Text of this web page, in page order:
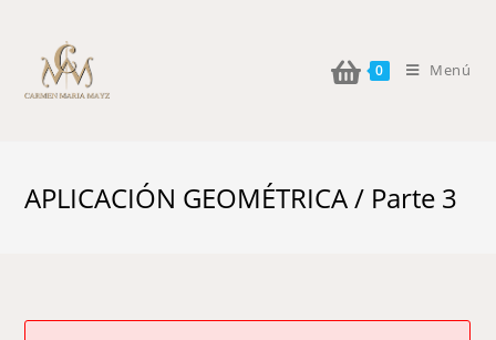
0 Menú
APLICACIÓN GEOMÉTRICA / Parte 3